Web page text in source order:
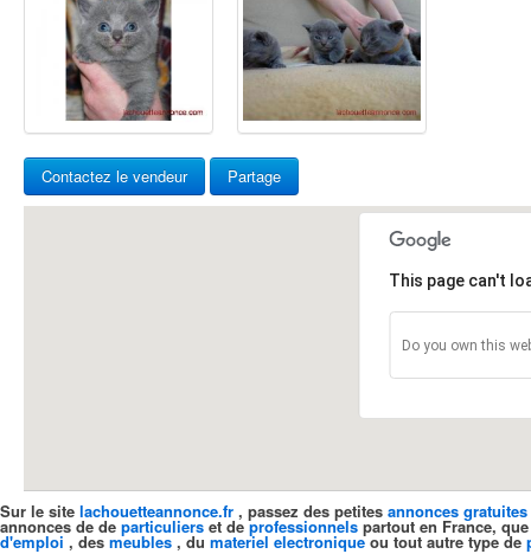
Contactez le vendeur Partage
This page can't
Do you own this
Sur le site lachouetteannonce.fr , passez des petites annonces gratuites
annonces de de particuliers et deprofessionnels partout en France,
d'emploi , des meubles , du materiel electroniqueou tout autre type de